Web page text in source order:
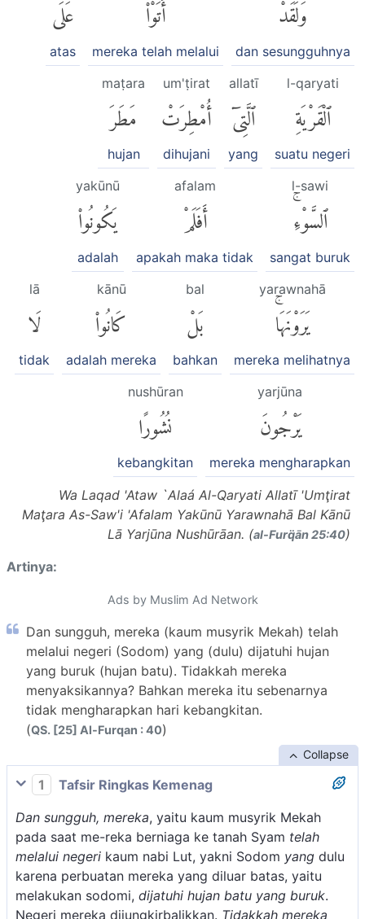
وَلَقَدْ
dan sesungguhnya
أَتَوْا۟
mereka telah melalui
عَلَى
atas
l-qaryati
ٱلْقَرْيَةِ
suatu negeri
allatī
ٱلَّتِىٓ
yang
um'ṭirat
أُمْطِرَتْ
dihujani
maṭara
مَطَرَ
hujan
l-sawi
ٱلسَّوْءِۚ
sangat buruk
afalam
أَفَلَمْ
apakah maka tidak
yakūnū
يَكُونُوا۟
adalah
yarawnahā
يَرَوْنَهَاۚ
mereka melihatnya
bal
بَلْ
bahkan
kānū
كَانُوا۟
adalah mereka
lā
لَا
tidak
yarjūna
يَرْجُونَ
mereka mengharapkan
nushūran
نُشُورًا
kebangkitan
Wa Laqad 'Ataw `Alaá Al-Qaryati Allatī 'Umţirat
Maţara As-Saw'i 'Afalam Yakūnū Yarawnahā Bal Kānū
Lā Yarjūna Nushūrāan. (al-Furq̈ān 25:40)
Artinya:
Ads by Muslim Ad Network
Dan sungguh, mereka (kaum musyrik Mekah) telah
melalui negeri (Sodom) yang (dulu) dijatuhi hujan
yang buruk (hujan batu). Tidakkah mereka
menyaksikannya? Bahkan mereka itu sebenarnya
tidak mengharapkan hari kebangkitan.
(QS. [25] Al-Furqan : 40)
Collapse
1
Tafsir Ringkas Kemenag
Dan sungguh, mereka, yaitu kaum musyrik Mekah
pada saat me-reka berniaga ke tanah Syam telah
melalui negeri kaum nabi Lut, yakni Sodom yang dulu
karena perbuatan mereka yang diluar batas, yaitu
melakukan sodomi, dijatuhi hujan batu yang buruk.
Negeri mereka dijungkirbalikkan. Tidakkah mereka